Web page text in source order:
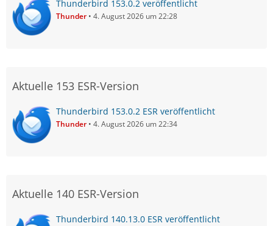
Thunderbird 153.0.2 veröffentlicht
Thunder 4. August 2026 um 22:28
Aktuelle 153 ESR-Version
Thunderbird 153.0.2 ESR veröffentlicht
Thunder 4. August 2026 um 22:34
Aktuelle 140 ESR-Version
Thunderbird 140.13.0 ESR veröffentlicht